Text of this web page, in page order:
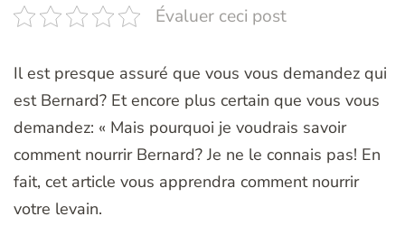
Évaluer ceci post
Il est presque assuré que vous vous demandez qui
est Bernard? Et encore plus certain que vous vous
demandez: « Mais pourquoi je voudrais savoir
comment nourrir Bernard? Je ne le connais pas! En
fait, cet article vous apprendra comment nourrir
votre levain.